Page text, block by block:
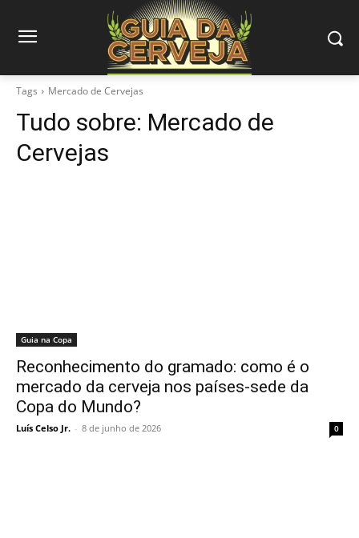
Tags Mercado de Cervejas
Tudo sobre: Mercado de
Cervejas
Guia na Copa
Reconhecimento do gramado: como é o
mercado da cerveja nos países-sede da
Copa do Mundo?
Luís Celso Jr. - 8 de junho de 2026 0